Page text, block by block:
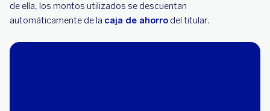
de ella, los montos utilizados se descuentan
automáticamente de la caja de ahorro del titular.